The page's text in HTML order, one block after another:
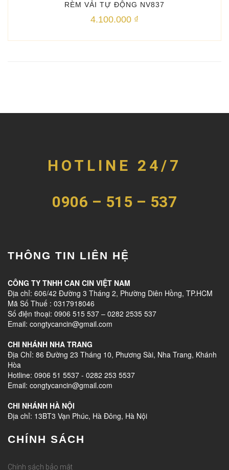
RÈM VẢI TỰ ĐỘNG NV837
4.100.000 ₫
HOTLINE 24/7
0906 – 515 – 537
THÔNG TIN LIÊN HỆ
CÔNG TY TNHH CAN CIN VIỆT NAM
Địa chỉ: 606/42 Đường 3 Tháng 2, Phường Diên Hồng, TP.HCM
Mã Số Thuế : 0317918046
Số điện thoại: 0906 515 537 – 0282 2535 537
Email: congtycancin@gmail.com
CHI NHÁNH NHA TRANG
Địa Chỉ: 86 Đường 23 Tháng 10, Phương Sài, Nha Trang, Khánh
Hòa
Hotline: 0906 51 5537 - 0282 253 5537
Email: congtycancin@gmail.com
CHI NHÁNH HÀ NỘI
Địa chỉ: 13BT3 Vạn Phúc, Hà Đông, Hà Nội
CHÍNH SÁCH
Chính sách bảo mật